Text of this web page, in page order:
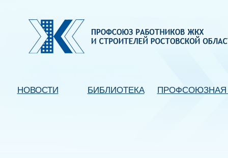
НОВОСТИ БИБЛИОТЕКА